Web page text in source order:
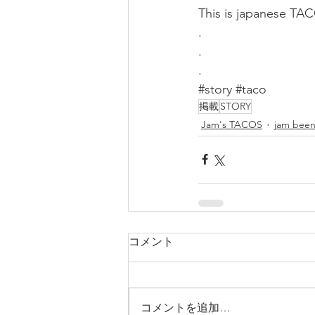
This is japanese
.
.
.
#story #taco
掲載 STORY
Jam's TACOS
jam been
コメント
コメントを追加…